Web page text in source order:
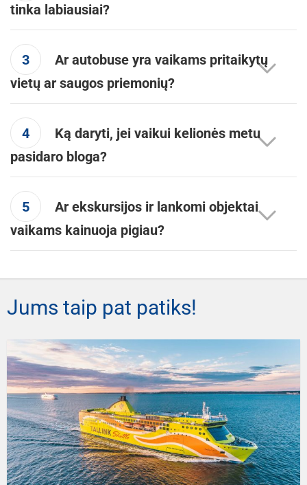
tinka labiausiai?
3
Ar autobuse yra vaikams pritaikytų
vietų ar saugos priemonių?
4
Ką daryti, jei vaikui kelionės metu
pasidaro bloga?
5
Ar ekskursijos ir lankomi objektai
vaikams kainuoja pigiau?
Jums taip pat patiks!